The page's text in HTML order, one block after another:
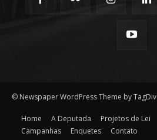
© Newspaper WordPress Theme by TagDiv
Home A Deputada Projetos de Lei
Campanhas
Enquetes Contato